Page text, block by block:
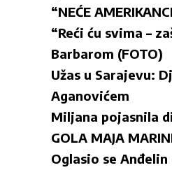
“NEĆE
“Reći ću svima –
Barbarom (FOTO)
Užas u Sarajevu:
Aganovićem
Miljana pojasnila
GOLA MAJA
Oglasio se